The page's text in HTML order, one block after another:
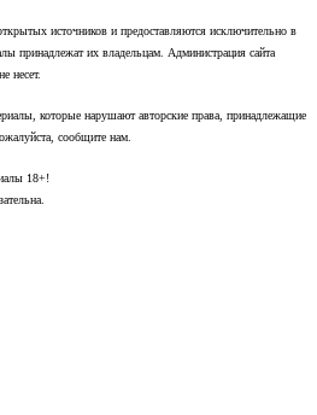
источников и предоставляются исключительно в
принадлежат их владельцам. Администрация сайта
несет.
которые нарушают авторские права, принадлежащие
сообщите нам.
18+!